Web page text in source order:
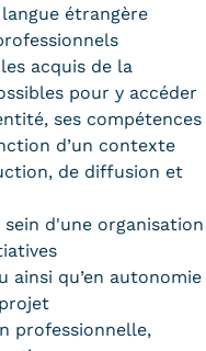
étrangère
acquis de la
pour y accéder
ses compétences
d’un contexte
de diffusion et
d'une organisation
ainsi qu’en autonomie
professionnelle,